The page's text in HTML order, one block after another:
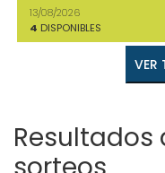
13/08/2026
4 DISPONIBLES
Resultados